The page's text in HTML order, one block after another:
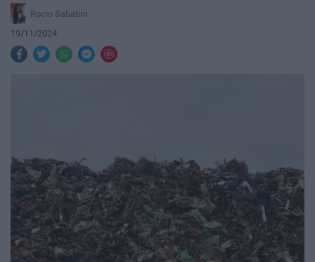
Rocio Sabatini
19/11/2024